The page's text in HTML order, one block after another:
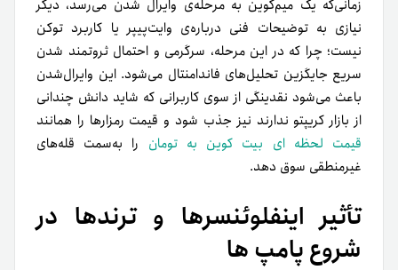
زمانی‌که یک میم‌کوین به مرحله‌ی وایرال شدن می‌رسد، دیگر
نیازی به توضیحات فنی درباره‌ی وایت‌پیپر یا کاربرد توکن
نیست؛ چرا که در این مرحله، سرگرمی و احتمال ثروتمند شدن
سریع جایگزین تحلیل‌های فاندامنتال می‌شود. این وایرال‌شدن
باعث می‌شود نقدینگی از سوی کاربرانی که شاید دانش چندانی
از بازار کریپتو ندارند نیز جذب شود و قیمت رمزارها را همانند
قیمت لحظه ای بیت کوین به تومان را به‌سمت قله‌های
غیرمنطقی سوق دهد.
تأثیر اینفلوئنسرها و ترندها در
شروع پامپ ها